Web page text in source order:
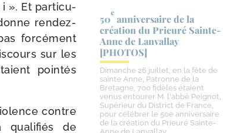
i ». Et par­ti­cu­
rendez-​
for­cé­ment
sur les
poin­tés
contre
qua­li­fiés de
50
e
anniversaire de la
création du Prieuré Sainte-​
Anne de Lanvallay
[PHOTOS]
Dimanche 26 juillet, en la fête de
sainte Anne, Patronne de la
Bretagne, 700 fidèles étaient
venus entourer M. l'abbé Peignot,
Supérieur du District de France,
pour célébrer le 50e anniversaire
de la création du Prieuré Sainte-